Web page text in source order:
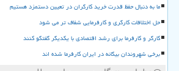
ما به دنبال حفظ قدرت خرید کارگران در تعیین دستمزد هستیم
حل اختلافات کارگری و کارفرمایی شفاف تر می شود
کارگر و کارفرما برای رشد اقتصادی با یکدیگر گفتگو کنند
برخی شهروندان بیگانه در ایران کارفرما شده اند